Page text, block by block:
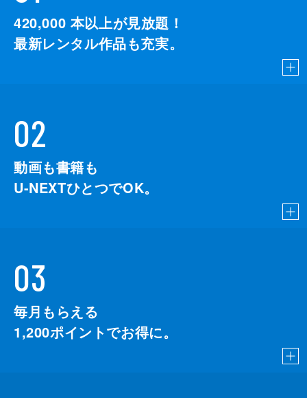
420,000 本以上が見放題！
最新レンタル作品も充実。
02
動画も書籍も
U-NEXTひとつでOK。
03
毎月もらえる
1,200ポイントでお得に。